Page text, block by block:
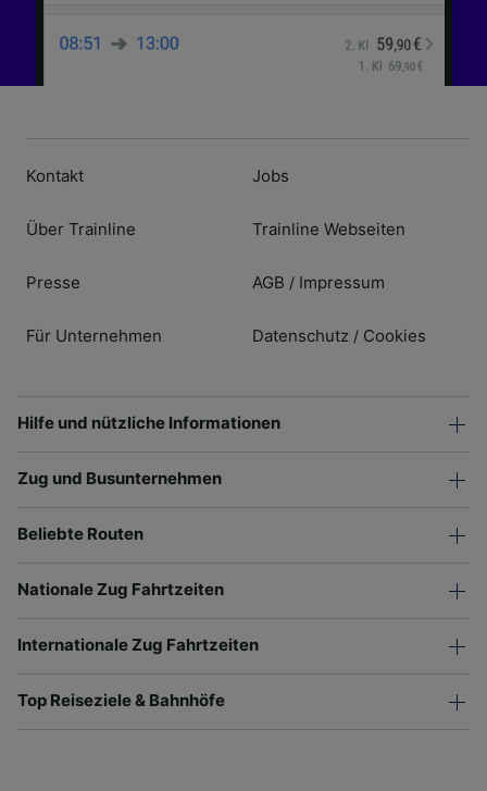
Kontakt
Über Trainline
Presse
Für Unternehmen
Jobs
Trainline Webseiten
AGB / Impressum
Datenschutz / Cookies
Hilfe und nützliche Informationen
Zug und Busunternehmen
Beliebte Routen
Nationale Zug Fahrtzeiten
Internationale Zug Fahrtzeiten
Top Reiseziele & Bahnhöfe